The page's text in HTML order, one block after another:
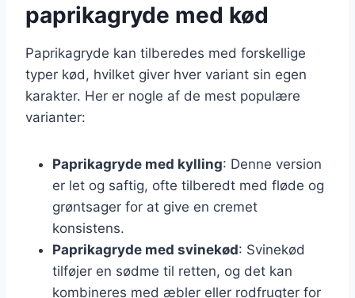
paprikagryde med kød
Paprikagryde kan tilberedes med forskellige
typer kød, hvilket giver hver variant sin egen
karakter. Her er nogle af de mest populære
varianter:
Paprikagryde med kylling: Denne version
er let og saftig, ofte tilberedt med fløde og
grøntsager for at give en cremet
konsistens.
Paprikagryde med svinekød: Svinekød
tilføjer en sødme til retten, og det kan
kombineres med æbler eller rodfrugter for